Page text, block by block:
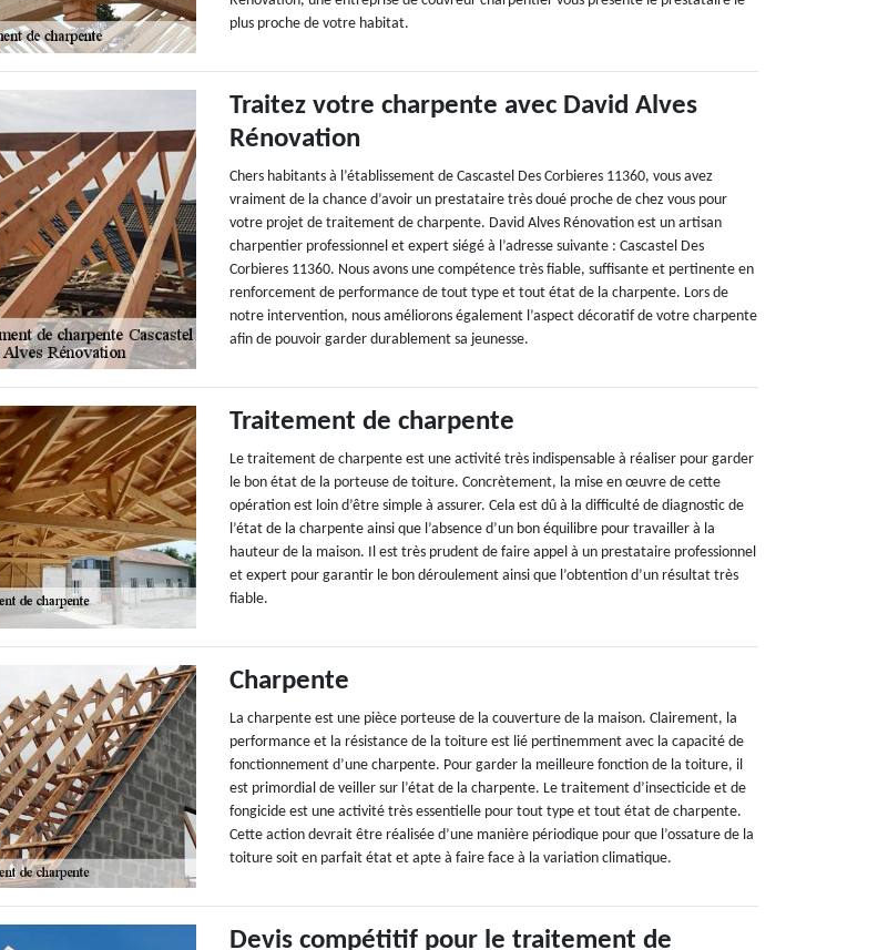
plus proche de votre habitat.
Traitez votre charpente avec David Alves
Rénovation
Chers habitants à l’établissement de Cascastel Des Corbieres 11360, vous avez
vraiment de la chance d’avoir un prestataire très doué proche de chez vous pour
votre projet de traitement de charpente. David Alves Rénovation est un artisan
charpentier professionnel et expert siégé à l’adresse suivante : Cascastel Des
Corbieres 11360. Nous avons une compétence très fiable, suffisante et pertinente en
renforcement de performance de tout type et tout état de la charpente. Lors de
notre intervention, nous améliorons également l’aspect décoratif de votre charpente
afin de pouvoir garder durablement sa jeunesse.
Traitement de charpente
Le traitement de charpente est une activité très indispensable à réaliser pour garder
le bon état de la porteuse de toiture. Concrètement, la mise en œuvre de cette
opération est loin d’être simple à assurer. Cela est dû à la difficulté de diagnostic de
l’état de la charpente ainsi que l’absence d’un bon équilibre pour travailler à la
hauteur de la maison. Il est très prudent de faire appel à un prestataire professionnel
et expert pour garantir le bon déroulement ainsi que l’obtention d’un résultat très
fiable.
Charpente
La charpente est une pièce porteuse de la couverture de la maison. Clairement, la
performance et la résistance de la toiture est lié pertinemment avec la capacité de
fonctionnement d’une charpente. Pour garder la meilleure fonction de la toiture, il
est primordial de veiller sur l’état de la charpente. Le traitement d’insecticide et de
fongicide est une activité très essentielle pour tout type et tout état de charpente.
Cette action devrait être réalisée d’une manière périodique pour que l’ossature de la
toiture soit en parfait état et apte à faire face à la variation climatique.
Devis compétitif pour le traitement de